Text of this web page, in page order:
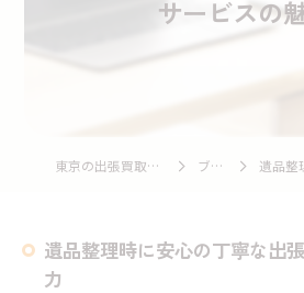
サービスの
東京の出張買取ならもみじ ブログ 遺品整理
遺品整理時に安心の丁寧な出
力